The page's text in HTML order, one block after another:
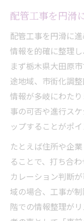
配管工事を円滑
配管工事を円滑に
情報を的確に整理し
まず栃木県大田原
途地域、市街化調
情報が多岐にわた
事の可否や進行ス
ップすることがポイ
たとえば住所や企
ることで、打ち合
カレーション判断
域の場合、工事が
階での情報整理が